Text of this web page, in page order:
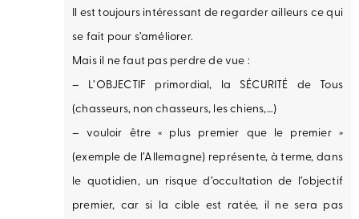
Il est toujours intéressant de regarder ailleurs ce qui
se fait pour s’améliorer.
Mais il ne faut pas perdre de vue :
– L’OBJECTIF primordial, la SÉCURITÉ de Tous
(chasseurs, non chasseurs, les chiens,…)
– vouloir être « plus premier que le premier »
(exemple de l’Allemagne) représente, à terme, dans
le quotidien, un risque d’occultation de l’objectif
premier, car si la cible est ratée, il ne sera pas